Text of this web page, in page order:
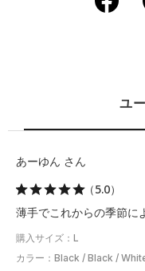
50
※注意事項
商品は、独自の採寸方
性によって、1cm前後の
ユ
あーゆん さん
（5.0）
薄手でこれからの季節に
購入サイズ：L
カラー：Black / Black /